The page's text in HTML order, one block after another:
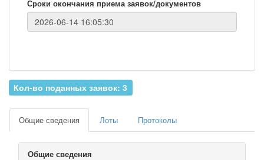
Сроки окончания приема заявок/документов
Кол-во поданных заявок: 3
Общие сведения Лоты Протоколы
Общие сведения